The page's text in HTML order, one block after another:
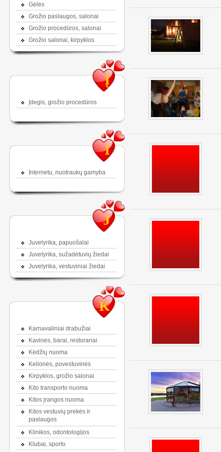
Gėlės
Grožio paslaugos, salonai
Grožio procedūros, salonai
Grožio salonai, kirpyklos
Į
Įdegis, grožio procedūros
I
Internetu, nuotraukų gamyba
J
Juvelyrika, papuošalai
Juvelyrika, sužadėtuvių žiedai
Juvelyrika, vestuviniai žiedai
K
Karnavaliniai drabužiai
Kavinės, barai, restoranai
Kėdžių nuoma
Kelionės, povestuvinės
Kirpyklos, grožio salonai
Kito transporto nuoma
Kitos įrangos nuoma
Kitos vestuvių prekės ir
paslaugos
Klinikos, odontologijos
Klubai, sporto